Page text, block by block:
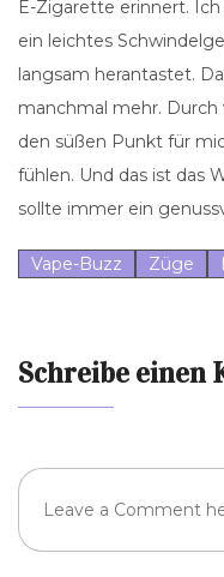
E-Zigarette erinnert.
ein leichtes
langsam herantastet.
manchmal mehr.
den süßen Punkt für
fühlen. Und das ist das
sollte immer ein
Vape-Buzz Züge
Schreibe einen